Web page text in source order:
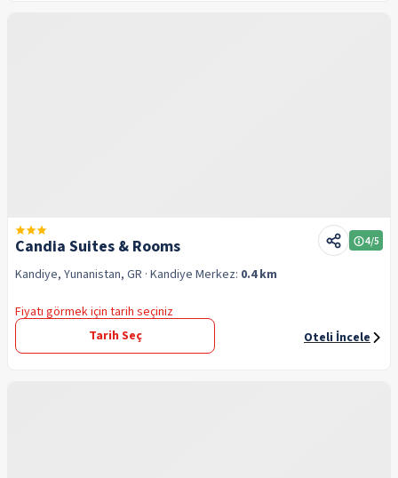
Candia Suites & Rooms 4/5
Kandiye, Yunanistan, GR · Kandiye Merkez: 0.4 km
Fiyatı görmek için tarih seçiniz
Tarih Seç
Oteli İncele